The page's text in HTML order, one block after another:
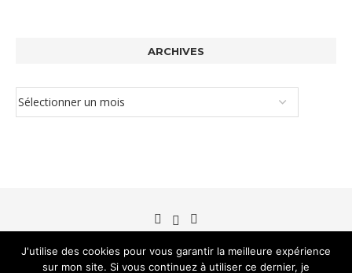
ARCHIVES
J'utilise des cookies pour vous garantir la meilleure expérience
sur mon site. Si vous continuez à utiliser ce dernier, je